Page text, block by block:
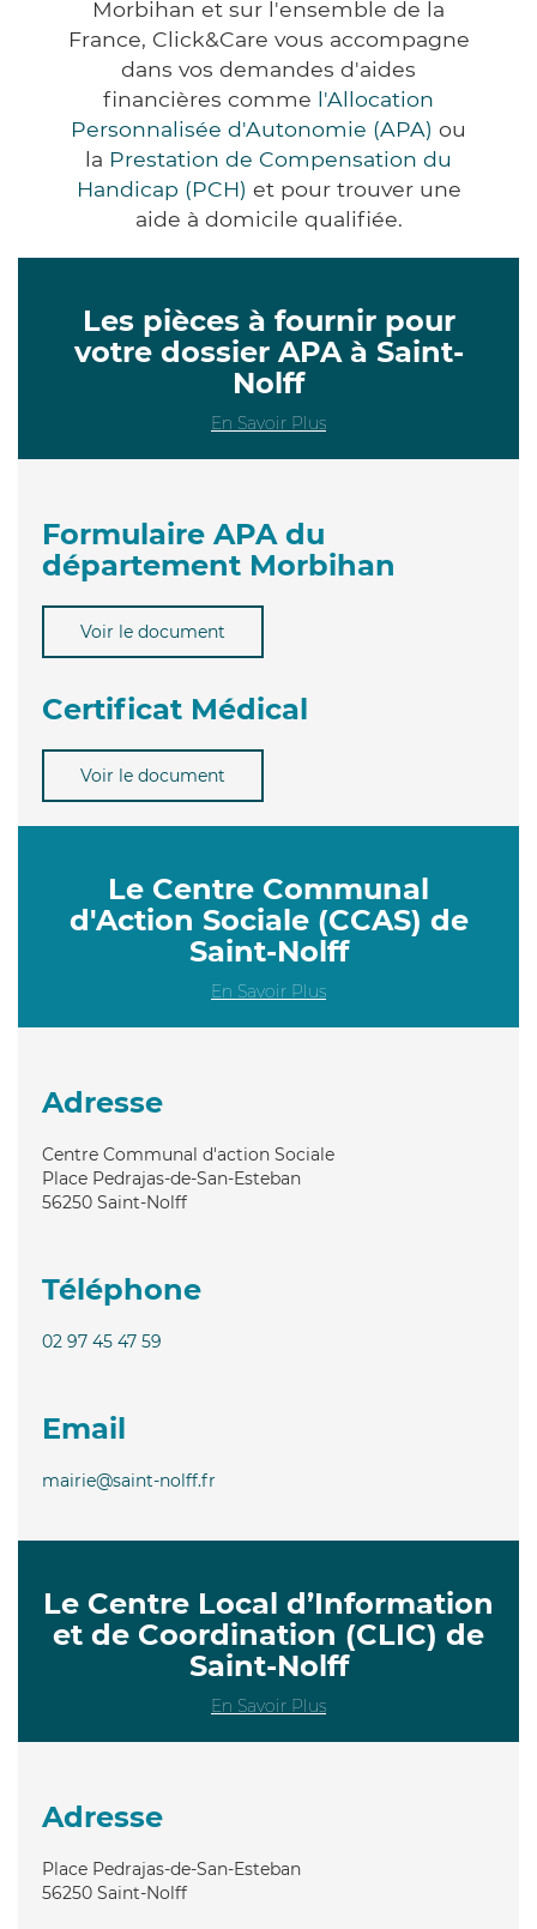
Morbihan et sur l'ensemble de la
France, Click&Care vous accompagne
dans vos demandes d'aides
financières comme l'Allocation
Personnalisée d'Autonomie (APA) ou
la Prestation de Compensation du
Handicap (PCH) et pour trouver une
aide à domicile qualifiée.
Les pièces à fournir pour
votre dossier APA à Saint-
Nolff
En Savoir Plus
Formulaire APA du
département Morbihan
Voir le document
Certificat Médical
Voir le document
Le Centre Communal
d'Action Sociale (CCAS) de
Saint-Nolff
En Savoir Plus
Adresse
Centre Communal d'action Sociale
Place Pedrajas-de-San-Esteban
56250 Saint-Nolff
Téléphone
02 97 45 47 59
Email
mairie@saint-nolff.fr
Le Centre Local d’Information
et de Coordination (CLIC) de
Saint-Nolff
En Savoir Plus
Adresse
Place Pedrajas-de-San-Esteban
56250 Saint-Nolff